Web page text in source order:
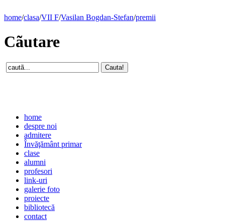
home/clasa/VII F/Vasilan Bogdan-Stefan/premii
Cãutare
home
despre noi
admitere
Învăţământ primar
clase
alumni
profesori
link-uri
galerie foto
proiecte
bibliotecă
contact